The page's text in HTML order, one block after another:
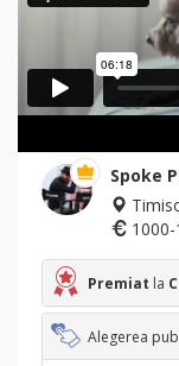
Spoke
Premiat la
Alegerea